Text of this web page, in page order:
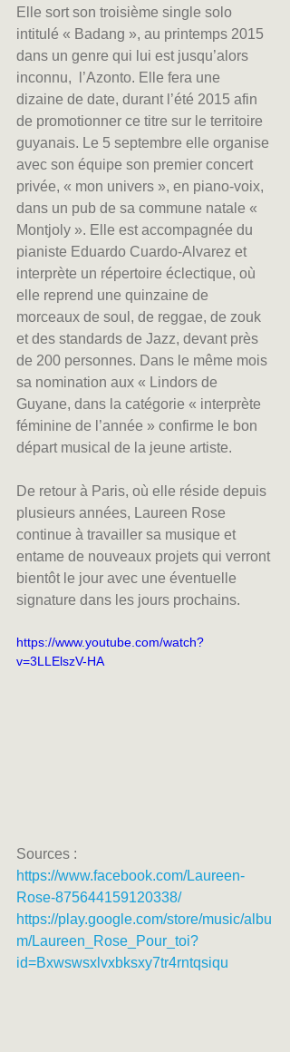
Elle sort son troisième single solo
intitulé « Badang », au printemps 2015
dans un genre qui lui est jusqu’alors
inconnu,  l’Azonto. Elle fera une
dizaine de date, durant l’été 2015 afin
de promotionner ce titre sur le territoire
guyanais. Le 5 septembre elle organise
avec son équipe son premier concert
privée, « mon univers », en piano-voix,
dans un pub de sa commune natale «
Montjoly ». Elle est accompagnée du
pianiste Eduardo Cuardo-Alvarez et
interprète un répertoire éclectique, où
elle reprend une quinzaine de
morceaux de soul, de reggae, de zouk
et des standards de Jazz, devant près
de 200 personnes. Dans le même mois
sa nomination aux « Lindors de
Guyane, dans la catégorie « interprète
féminine de l’année » confirme le bon
départ musical de la jeune artiste.
De retour à Paris, où elle réside depuis
plusieurs années, Laureen Rose
continue à travailler sa musique et
entame de nouveaux projets qui verront
bientôt le jour avec une éventuelle
signature dans les jours prochains.
https://www.youtube.com/watch?
v=3LLElszV-HA
Sources :
https://www.facebook.com/Laureen-
Rose-875644159120338/
https://play.google.com/store/music/albu
m/Laureen_Rose_Pour_toi?
id=Bxwswsxlvxbksxy7tr4rntqsiqu